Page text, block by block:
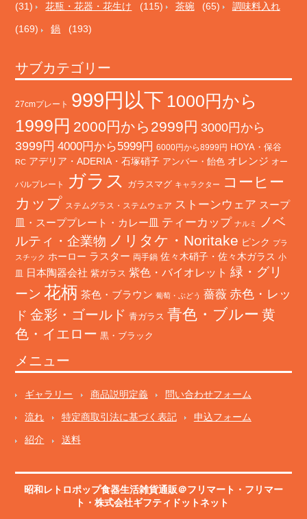
(31) 花瓶・花器・花生け (115) 茶碗 (65) 調味料入れ
(169) 鍋 (193)
サブカテゴリー
27cmプレート 999円以下 1000円から
1999円 2000円から2999円 3000円から
3999円 4000円から5999円 6000円から8999円 HOYA・保谷
RC アデリア・ADERIA・石塚硝子 アンバー・飴色 オレンジ オー
バルプレート ガラス ガラスマグ キャラクター
コーヒー
カップ ステムグラス・ステムウェア ストーンウェア スープ
皿・スーププレート・カレー皿 ティーカップ ナルミ
ノベ
ルティ・企業物 ノリタケ・Noritake ピンク プラ
スチック ホーロー ラスター 両手鍋 佐々木硝子・佐々木ガラス 小
皿
日本陶器会社 紫ガラス 紫色・バイオレット 緑・グリ
ーン 花柄 茶色・ブラウン 葡萄・ぶどう 薔薇 赤色・レッ
ド 金彩・ゴールド 青ガラス 青色・ブルー 黄
色・イエロー 黒・ブラック
メニュー
ギャラリー 商品説明定義 問い合わせフォーム
流れ 特定商取引法に基づく表記 申込フォーム
紹介 送料
昭和レトロポップ食器生活雑貨通販＠フリマート ・ フリマー
ト ・株式会社ギフティドットネット